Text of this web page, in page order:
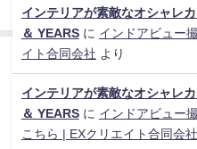
インテリアが素敵なオシャレ
＆ YEARSに インドアビュー
イト合同会社 より
インテリアが素敵なオシャレ
＆ YEARSに インドアビュー
こちら | EXクリエイト合同会社